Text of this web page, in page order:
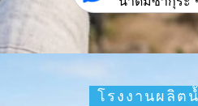
โรงงานผลิต